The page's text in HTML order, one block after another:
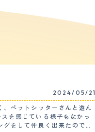
2024/05/21
、ペットシッターさんと遊ん
を感じている様子もなかっ